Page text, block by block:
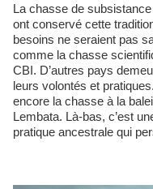
La chasse de subsistance est donc accordée aux peuples qui
ont conservé cette
besoins ne seraient pas
comme la chasse
CBI. D’autres pays
leurs volontés et
encore la chasse à la
Lembata. Là-bas, c’est
pratique ancestrale qui